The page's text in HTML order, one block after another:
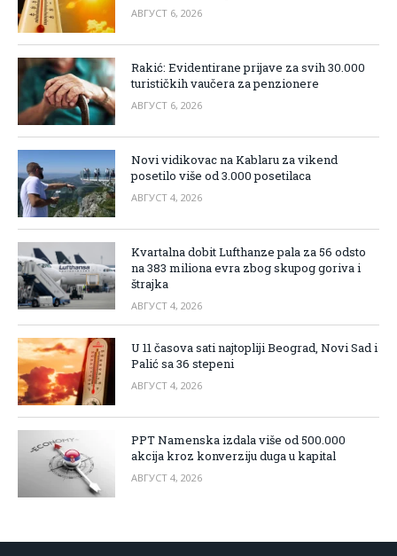
АВГУСТ 6, 2026
Rakić: Evidentirane prijave za svih 30.000
turističkih vaučera za penzionere
АВГУСТ 6, 2026
Novi vidikovac na Kablaru za vikend
posetilo više od 3.000 posetilaca
АВГУСТ 4, 2026
Kvartalna dobit Lufthanze pala za 56 odsto
na 383 miliona evra zbog skupog goriva i
štrajka
АВГУСТ 4, 2026
U 11 časova sati najtopliji Beograd, Novi Sad i
Palić sa 36 stepeni
АВГУСТ 4, 2026
PPT Namenska izdala više od 500.000
akcija kroz konverziju duga u kapital
АВГУСТ 4, 2026